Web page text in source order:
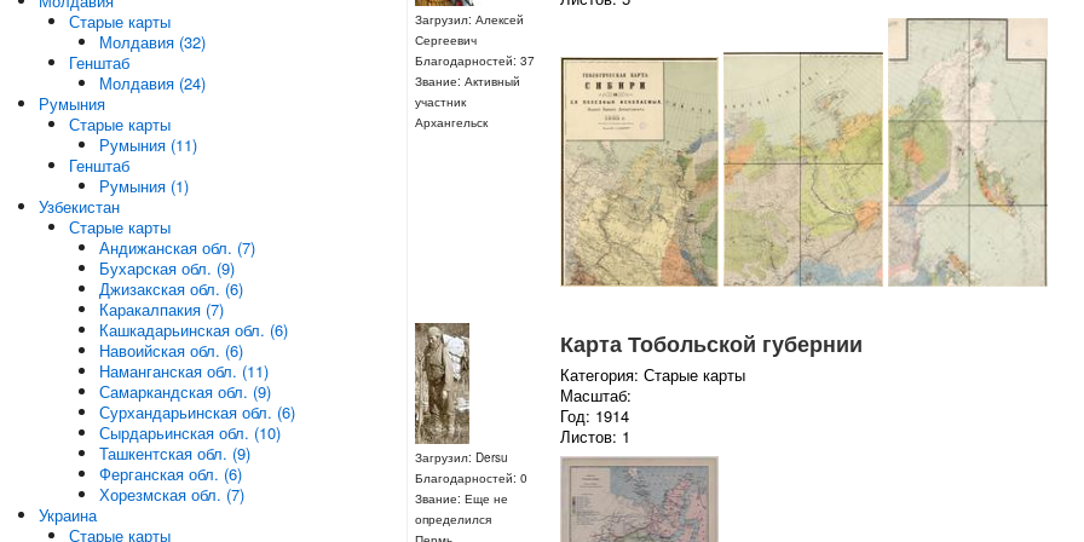
Загрузил: Алексей
Сергеевич
Благодарностей: 37
Звание: Активный
участник
Архангельск
Загрузил: Dersu
Благодарностей: 0
Звание: Еще не
определился
Карта Тобольской губернии
Категория: Старые карты
Масштаб:
Год: 1914
Листов: 1
Старые карты
Молдавия (32)
Генштаб
Молдавия (24)
Румыния
Старые карты
Румыния (11)
Генштаб
Румыния (1)
Узбекистан
Старые карты
Андижанская обл. (7)
Бухарская обл. (9)
Джизакская обл. (6)
Каракалпакия (7)
Кашкадарьинская обл. (6)
Навоийская обл. (6)
Наманганская обл. (11)
Самаркандская обл. (9)
Сурхандарьинская обл. (6)
Сырдарьинская обл. (10)
Ташкентская обл. (9)
Ферганская обл. (6)
Хорезмская обл. (7)
Украина
Старые карты